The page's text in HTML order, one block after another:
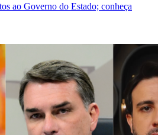
ao Governo do Estado; conheça